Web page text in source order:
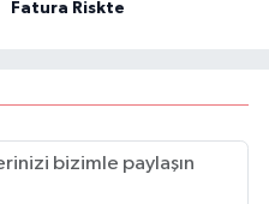
Fatura Riskte